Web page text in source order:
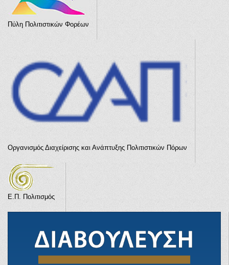
Πύλη Πολιτιστικών Φορέων
Οργανισμός Διαχείρισης και Ανάπτυξης Πολιτιστικών Πόρων
Ε.Π. Πολιτισμός